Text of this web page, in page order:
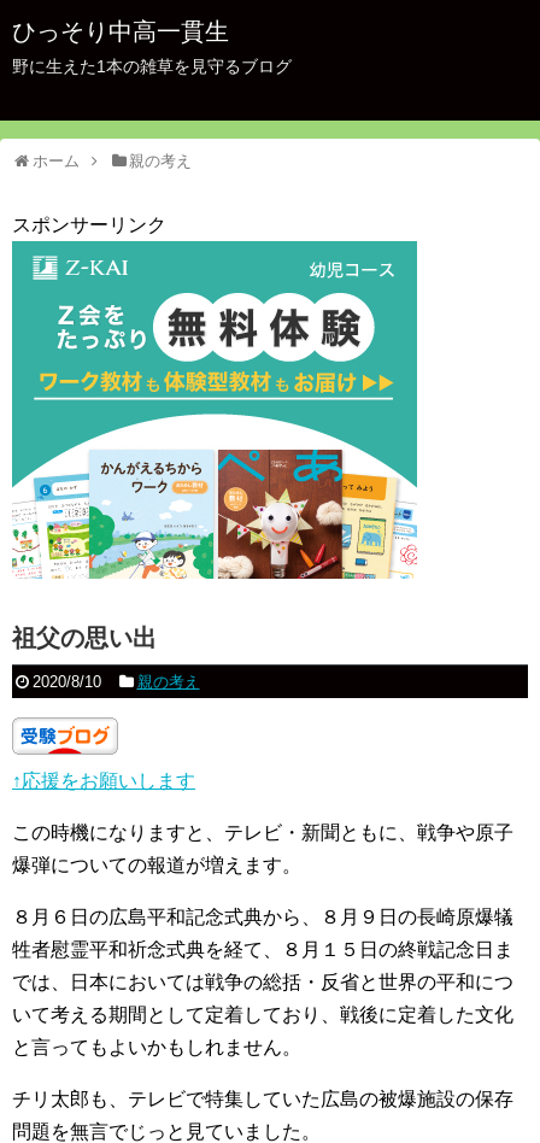
ひっそり中高一貫生
野に生えた1本の雑草を見守るブログ
ホーム 親の考え
スポンサーリンク
祖父の思い出
2020/8/10 親の考え
↑応援をお願いします
この時機になりますと、テレビ・新聞ともに、戦争や原子
爆弾についての報道が増えます。
８月６日の広島平和記念式典から、８月９日の長崎原爆犠
牲者慰霊平和祈念式典を経て、８月１５日の終戦記念日ま
では、日本においては戦争の総括・反省と世界の平和につ
いて考える期間として定着しており、戦後に定着した文化
と言ってもよいかもしれません。
チリ太郎も、テレビで特集していた広島の被爆施設の保存
問題を無言でじっと見ていました。